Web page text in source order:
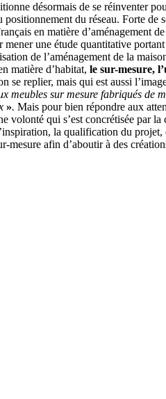
désormais de se réinventer
du réseau. Forte de
en matière d’aménagement
une étude quantitative
de l’aménagement de la
matière d’habitat, le sur-mesure,
replier, mais qui est aussi
meubles sur mesure fabriqués de
». Mais pour bien répondre aux
volonté qui s’est concrétisée par la
la qualification du
mesure afin d’aboutir à des